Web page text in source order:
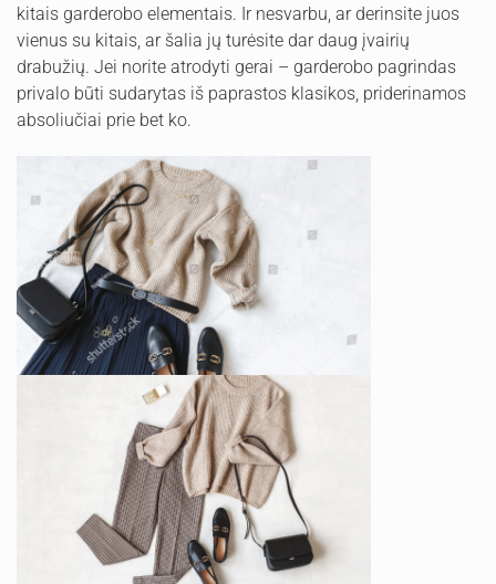
kitais garderobo elementais. Ir nesvarbu, ar derinsite juos
vienus su kitais, ar šalia jų turėsite dar daug įvairių
drabužių. Jei norite atrodyti gerai – garderobo pagrindas
privalo būti sudarytas iš paprastos klasikos, priderinamos
absoliučiai prie bet ko.